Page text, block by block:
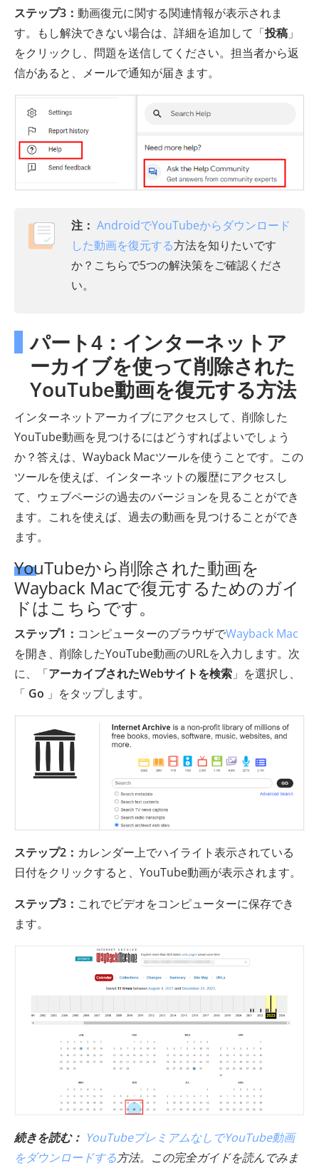
ステップ3： 動画復元に関する関連情報が表示されま
す。もし解決できない場合は、詳細を追加して「投稿 」
をクリックし、問題を送信してください。担当者から返
信があると、メールで通知が届きます。
注： AndroidでYouTubeからダウンロード
した動画を復元する方法を知りたいです
か？こちらで5つの解決策をご確認くださ
い。
パート4：インターネットア
ーカイブを使って削除された
YouTube動画を復元する方法
インターネットアーカイブにアクセスして、削除した
YouTube動画を見つけるにはどうすればよいでしょう
か？答えは、Wayback Macツールを使うことです。この
ツールを使えば、インターネットの履歴にアクセスし
て、ウェブページの過去のバージョンを見ることができ
ます。これを使えば、過去の動画を見つけることができ
ます。
YouTubeから削除された動画を
Wayback Macで復元するためのガイ
ドはこちらです。
ステップ1： コンピューターのブラウザでWayback Mac
を開き、削除したYouTube動画のURLを入力します。次
に、「アーカイブされたWebサイトを検索 」を選択し、
「 Go 」をタップします。
ステップ2： カレンダー上でハイライト表示されている
日付をクリックすると、YouTube動画が表示されます。
ステップ3： これでビデオをコンピューターに保存でき
ます。
続きを読む： YouTubeプレミアムなしでYouTube動画
をダウンロードする方法。この完全ガイドを読んでみま